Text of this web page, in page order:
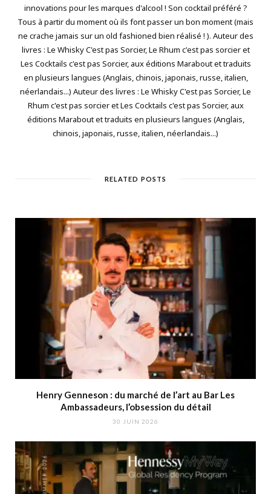
innovations pour les marques d'alcool ! Son cocktail préféré ?
Tous à partir du moment où ils font passer un bon moment (mais
ne crache jamais sur un old fashioned bien réalisé ! ). Auteur des
livres : Le Whisky C'est pas Sorcier, Le Rhum c'est pas sorcier et
Les Cocktails c'est pas Sorcier, aux éditions Marabout et traduits
en plusieurs langues (Anglais, chinois, japonais, russe, italien,
néerlandais...) Auteur des livres : Le Whisky C'est pas Sorcier, Le
Rhum c'est pas sorcier et Les Cocktails c'est pas Sorcier, aux
éditions Marabout et traduits en plusieurs langues (Anglais,
chinois, japonais, russe, italien, néerlandais...)
RELATED POSTS
Henry Genneson : du marché de l’art au Bar Les
Ambassadeurs, l’obsession du détail
30 JUIN 2026